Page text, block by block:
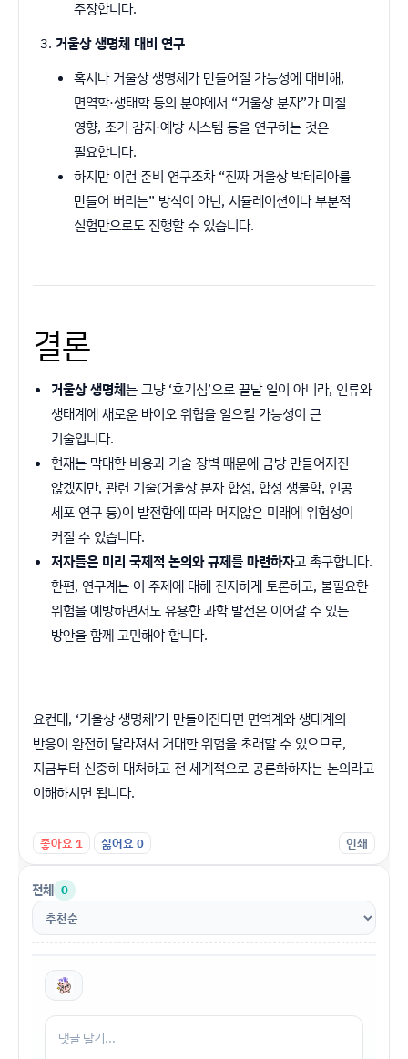
주장합니다.
거울상 생명체 대비 연구
혹시나 거울상 생명체가 만들어질 가능성에 대비해,
면역학·생태학 등의 분야에서 “거울상 분자”가 미칠
영향, 조기 감지·예방 시스템 등을 연구하는 것은
필요합니다.
하지만 이런 준비 연구조차 “진짜 거울상 박테리아를
만들어 버리는” 방식이 아닌, 시뮬레이션이나 부분적
실험만으로도 진행할 수 있습니다.
결론
거울상 생명체는 그냥 ‘호기심’으로 끝날 일이 아니라, 인류와
생태계에 새로운 바이오 위협을 일으킬 가능성이 큰
기술입니다.
현재는 막대한 비용과 기술 장벽 때문에 금방 만들어지진
않겠지만, 관련 기술(거울상 분자 합성, 합성 생물학, 인공
세포 연구 등)이 발전함에 따라 머지않은 미래에 위험성이
커질 수 있습니다.
저자들은 미리 국제적 논의와 규제를 마련하자고 촉구합니다.
한편, 연구계는 이 주제에 대해 진지하게 토론하고, 불필요한
위험을 예방하면서도 유용한 과학 발전은 이어갈 수 있는
방안을 함께 고민해야 합니다.
요컨대, ‘거울상 생명체’가 만들어진다면 면역계와 생태계의
반응이 완전히 달라져서 거대한 위험을 초래할 수 있으므로,
지금부터 신중히 대처하고 전 세계적으로 공론화하자는 논의라고
이해하시면 됩니다.
좋아요1 싫어요0 인쇄
전체 0